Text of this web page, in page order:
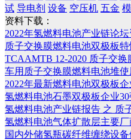
试 导电剂 设备 空压机 五金
资料下载：
2022年氢燃料电池产业链论
质子交换膜燃料电池双极板
TCAAMTB 12-2020 质子交
车用质子交换膜燃料电池堆
2022年最新燃料电池双极板
氢燃料电池石墨双极板企业30
氢燃料电池产业链报告 之 质
氢燃料电池气体扩散层主要厂
国内外储氢瓶碳纤维缠绕设